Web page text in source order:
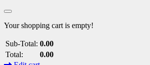
Your shopping cart is empty!
Sub-Total: 0.00
Total:
0.00